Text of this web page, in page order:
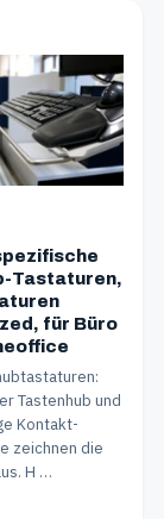
Tastaturen,
für Büro
Tastenhub und
Kontakt-
zeichnen die
H …